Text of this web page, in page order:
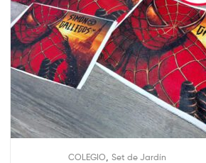
COLEGIO Set de Jardín